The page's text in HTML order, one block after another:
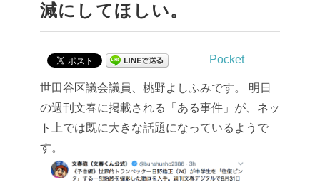
減にしてほしい。
Pocket
世田谷区議会議員、桃野よしふみです。
明日
の週刊文春に掲載される「ある事件」が、ネッ
ト上では既に大きな話題になっているようで
す。